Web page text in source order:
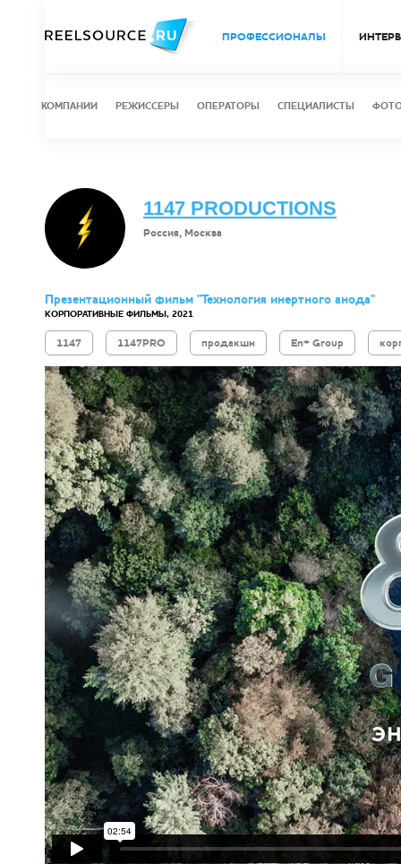
ПРОФЕССИОНАЛЫ
КОМПАНИИ РЕЖИССЕРЫ ОПЕРАТОРЫ СПЕЦИАЛИСТЫ
1147 PRODUCTIONS
Россия, Москва
Презентационный фильм "Технология инертного анода"
КОРПОРАТИВНЫЕ ФИЛЬМЫ, 2021
1147 1147PRO продакшн En+ Group